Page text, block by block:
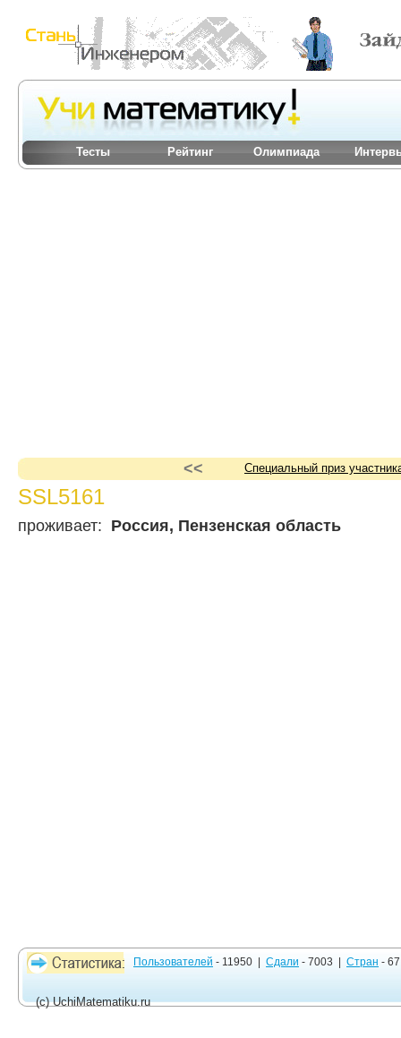
Тесты Рейтинг Олимпиада
<< Специальный приз
SSL5161
проживает: Россия, Пензенская область
Пользователей - 11950 | Сдали - 7003 | Стран - 67
(c) UchiMatematiku.ru